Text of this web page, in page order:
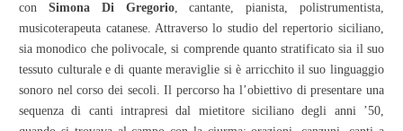
con Simona Di Gregorio, cantante, pianista, polistrumentista,
musicoterapeuta catanese. Attraverso lo studio del repertorio siciliano,
sia monodico che polivocale, si comprende quanto stratificato sia il suo
tessuto culturale e di quante meraviglie si è arricchito il suo linguaggio
sonoro nel corso dei secoli. Il percorso ha l’obiettivo di presentare una
sequenza di canti intrapresi dal mietitore siciliano degli anni ’50,